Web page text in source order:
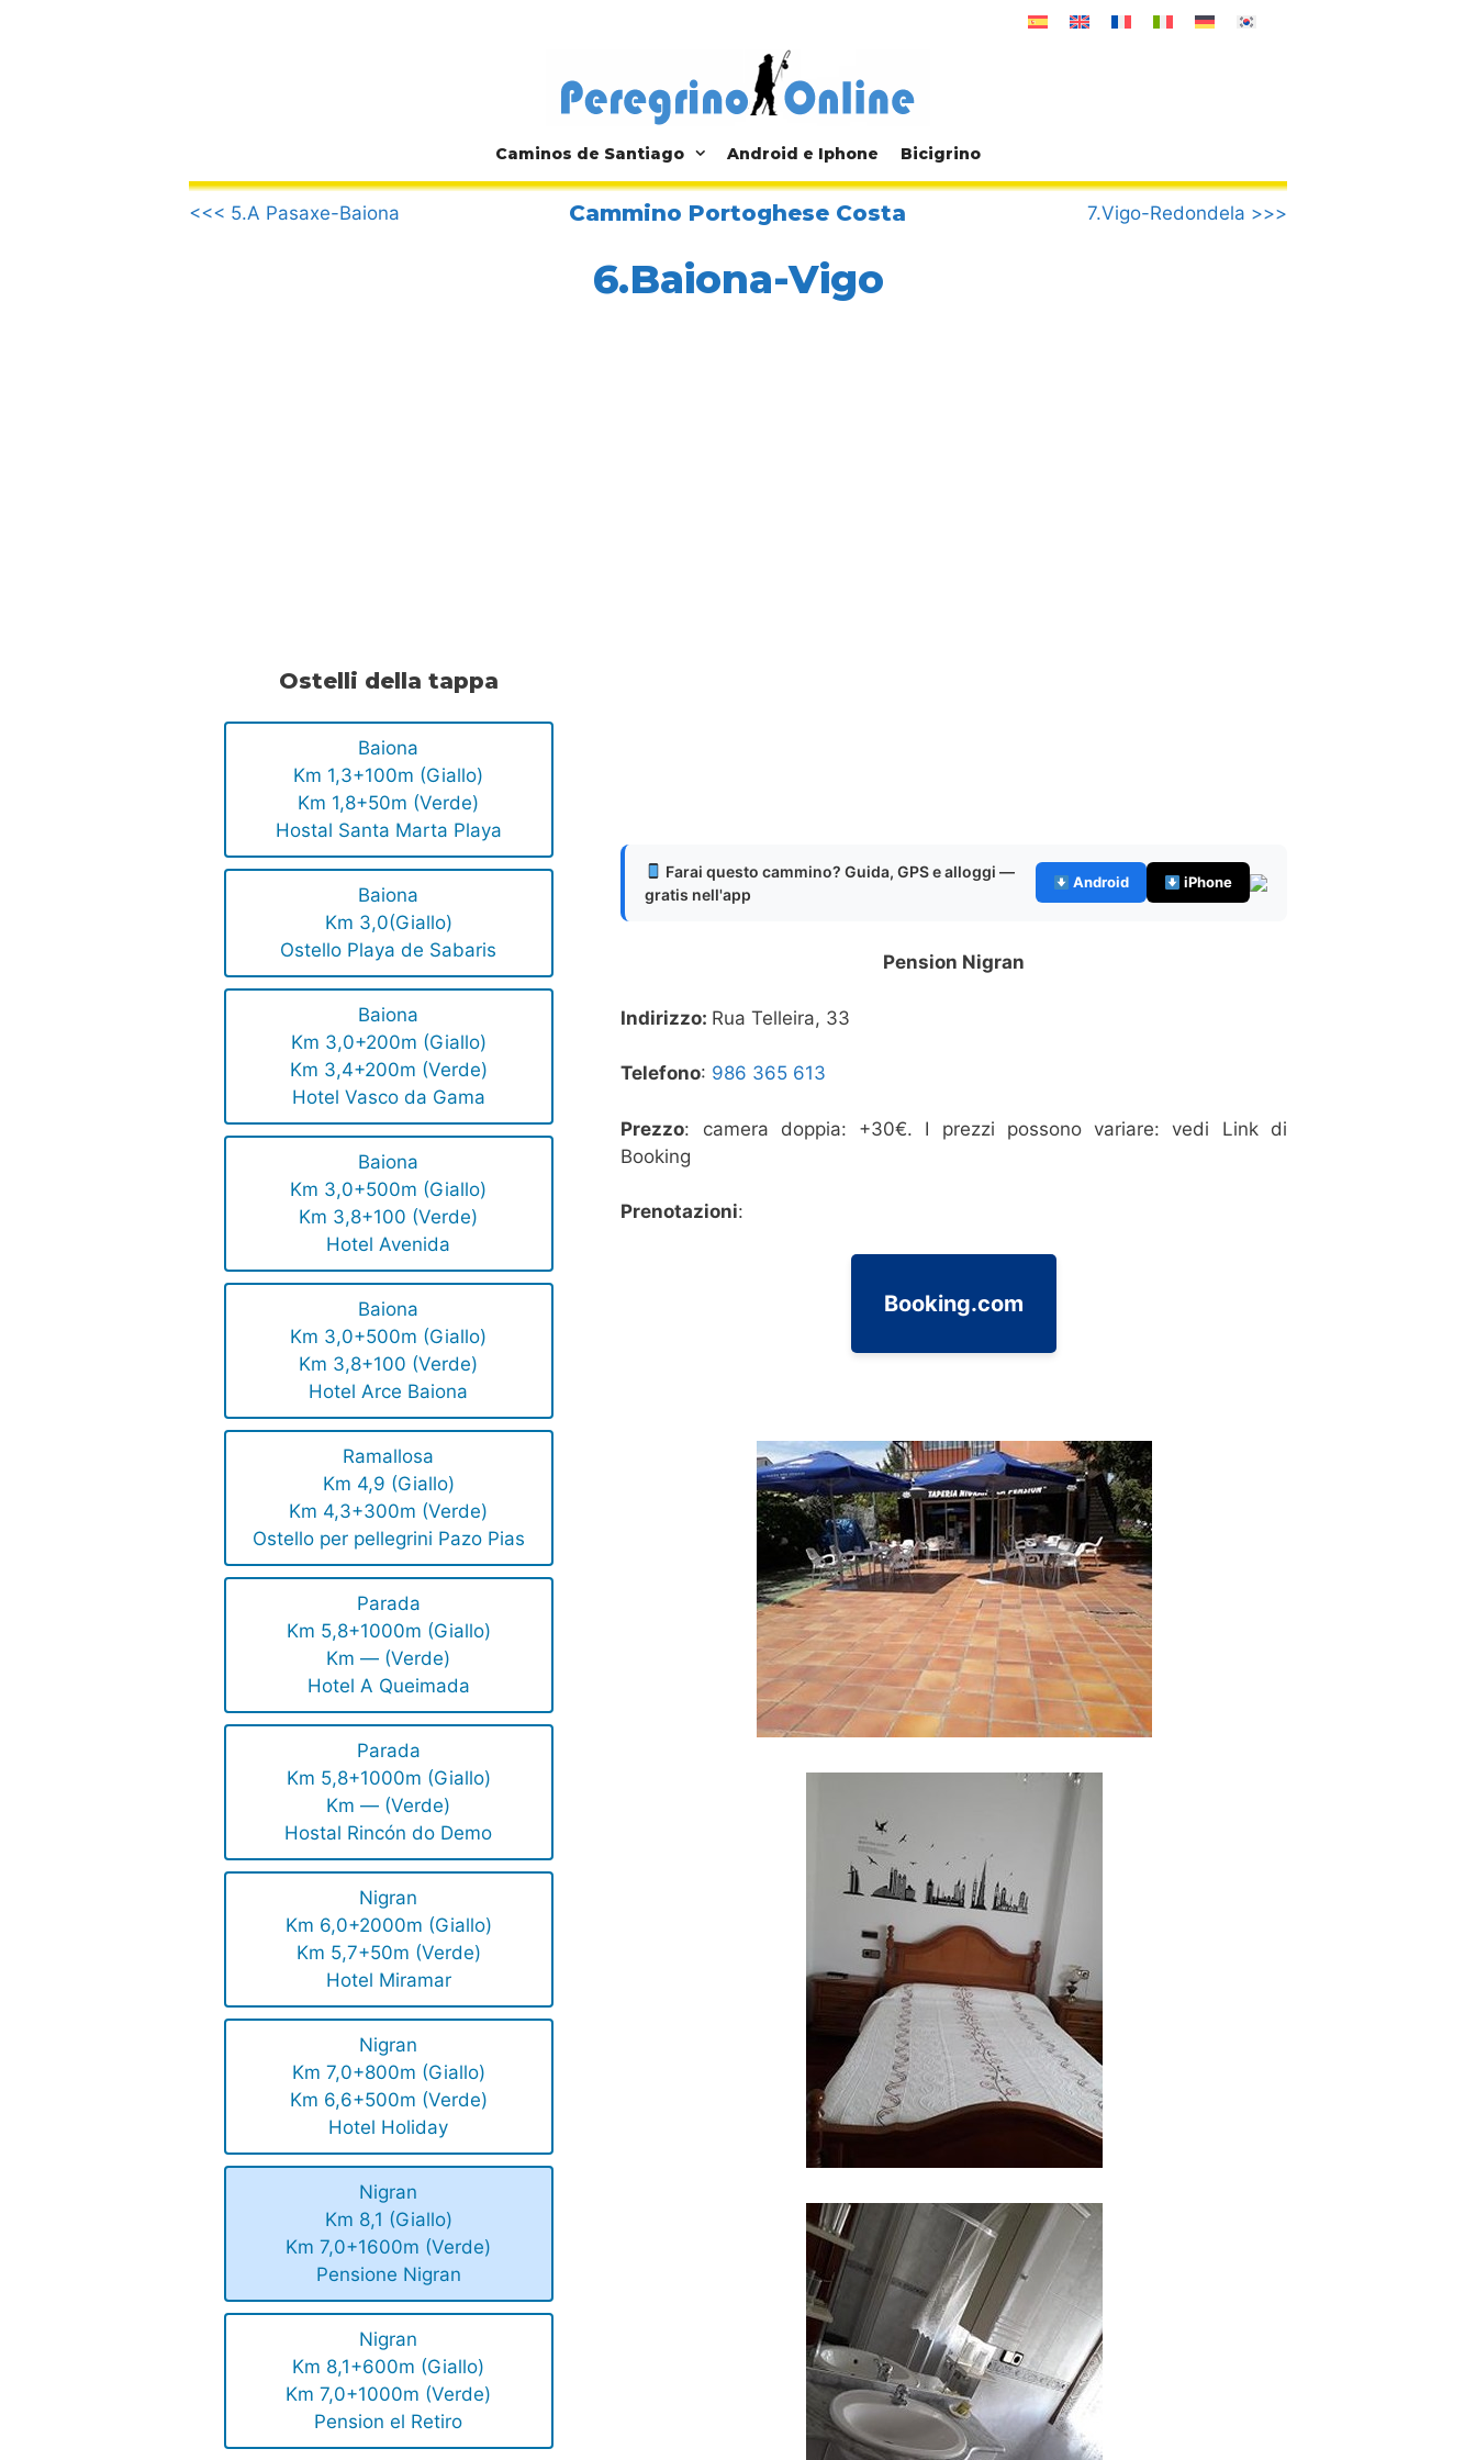
Caminos de Santiago Android e Iphone Bicigrino
.
<<< 5.A Pasaxe-Baiona
Cammino Portoghese Costa 7.Vigo-Redondela >>>
6.Baiona-Vigo
Ostelli della tappa
Baiona
Km 1,3+100m (Giallo)
Km 1,8+50m (Verde)
Hostal Santa Marta Playa
Baiona
Km 3,0(Giallo)
Ostello Playa de Sabaris
Baiona
Km 3,0+200m (Giallo)
Km 3,4+200m (Verde)
Hotel Vasco da Gama
Baiona
Km 3,0+500m (Giallo)
Km 3,8+100 (Verde)
Hotel Avenida
Baiona
Km 3,0+500m (Giallo)
Km 3,8+100 (Verde)
Hotel Arce Baiona
Ramallosa
Km 4,9 (Giallo)
Km 4,3+300m (Verde)
Ostello per pellegrini Pazo Pias
Parada
Km 5,8+1000m (Giallo)
Km — (Verde)
Hotel A Queimada
Parada
Km 5,8+1000m (Giallo)
Km — (Verde)
Hostal Rincón do Demo
Nigran
Km 6,0+2000m (Giallo)
Km 5,7+50m (Verde)
Hotel Miramar
Nigran
Km 7,0+800m (Giallo)
Km 6,6+500m (Verde)
Hotel Holiday
Nigran
Km 8,1 (Giallo)
Km 7,0+1600m (Verde)
Pensione Nigran
Nigran
Km 8,1+600m (Giallo)
Km 7,0+1000m (Verde)
Pension el Retiro
Farai questo cammino? Guida, GPS e alloggi —
gratis nell'app
Android iPhone
Pension Nigran
Indirizzo: Rua Telleira, 33
Telefono: 986 365 613
Prezzo: camera doppia: +30€. I prezzi possono variare: vedi Link di
Booking
Prenotazioni:
Booking.com